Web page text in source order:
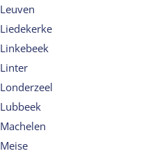
Leuven
Liedekerke
Linkebeek
Linter
Londerzeel
Lubbeek
Machelen
Meise